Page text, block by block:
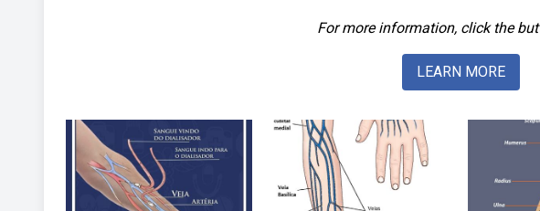
For more information, click the
LEARN MORE